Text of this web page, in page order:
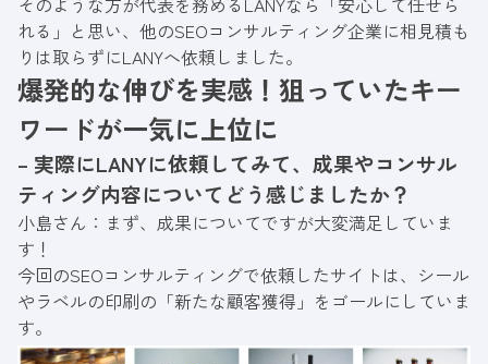
れる」と思い、他のSEOコンサルティング企業に相見積も
りは取らずにLANYへ依頼しました。
爆発的な伸びを実感！狙っていたキー
ワードが一気に上位に
– 実際にLANYに依頼してみて、成果やコンサル
ティング内容についてどう感じましたか？
小島さん：まず、成果についてですが大変満足していま
す！
今回のSEOコンサルティングで依頼したサイトは、シール
やラベルの印刷の「新たな顧客獲得」をゴールにしていま
す。